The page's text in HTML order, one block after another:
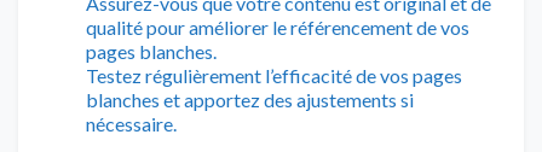
qualité pour améliorer le référencement de vos
pages blanches.
Testez régulièrement l’efficacité de vos pages
blanches et apportez des ajustements si
nécessaire.